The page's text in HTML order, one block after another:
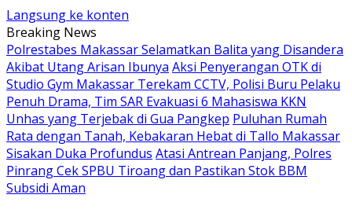
Langsung ke konten
Breaking News
Polrestabes Makassar Selamatkan Balita yang Disandera
Akibat Utang Arisan Ibunya Aksi Penyerangan OTK di
Studio Gym Makassar Terekam CCTV, Polisi Buru Pelaku
Penuh Drama, Tim SAR Evakuasi 6 Mahasiswa KKN
Unhas yang Terjebak di Gua Pangkep Puluhan Rumah
Rata dengan Tanah, Kebakaran Hebat di Tallo Makassar
Sisakan Duka Profundus Atasi Antrean Panjang, Polres
Pinrang Cek SPBU Tiroang dan Pastikan Stok BBM
Subsidi Aman